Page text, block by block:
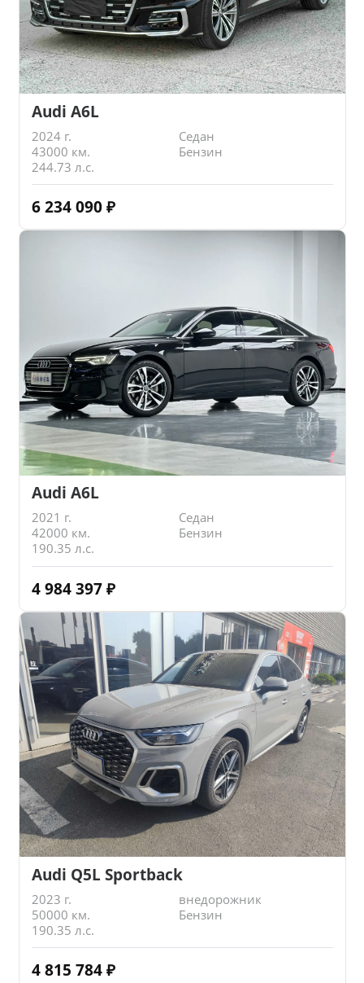
Audi A6L
2024 г.
Седан
43000 км.
Бензин
244.73 л.с.
6 234 090 ₽
Audi A6L
2021 г.
Седан
42000 км.
Бензин
190.35 л.с.
4 984 397 ₽
Audi Q5L Sportback
2023 г.
внедорожник
50000 км.
Бензин
190.35 л.с.
4 815 784 ₽